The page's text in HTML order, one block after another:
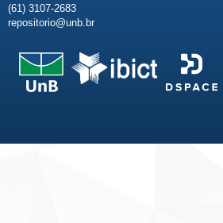
(61) 3107-2683
repositorio@unb.br